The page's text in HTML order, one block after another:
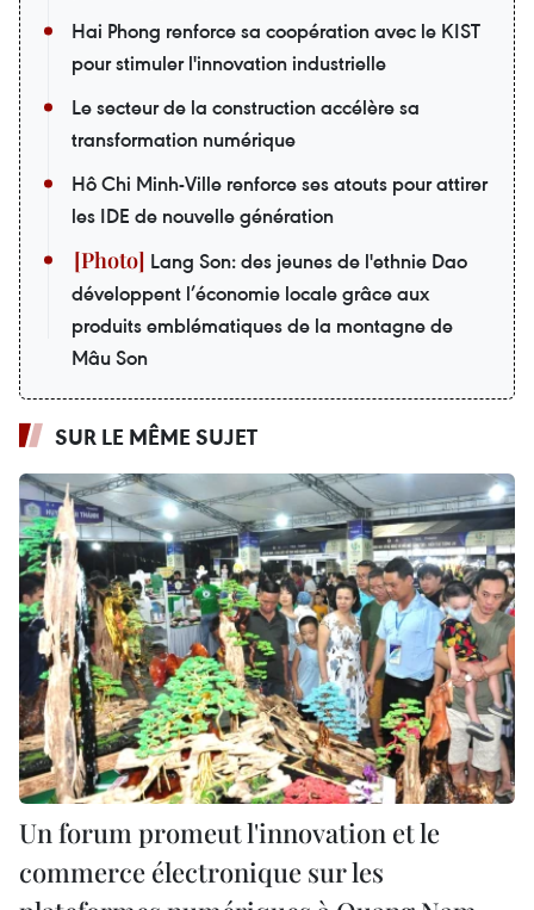
Hai Phong renforce sa coopération avec le KIST
pour stimuler l'innovation industrielle
Le secteur de la construction accélère sa
transformation numérique
Hô Chi Minh-Ville renforce ses atouts pour attirer
les IDE de nouvelle génération
Lang Son: des jeunes de l'ethnie Dao
développent l’économie locale grâce aux
produits emblématiques de la montagne de
Mâu Son
SUR LE MÊME SUJET
Un forum promeut l'innovation et le
commerce électronique sur les